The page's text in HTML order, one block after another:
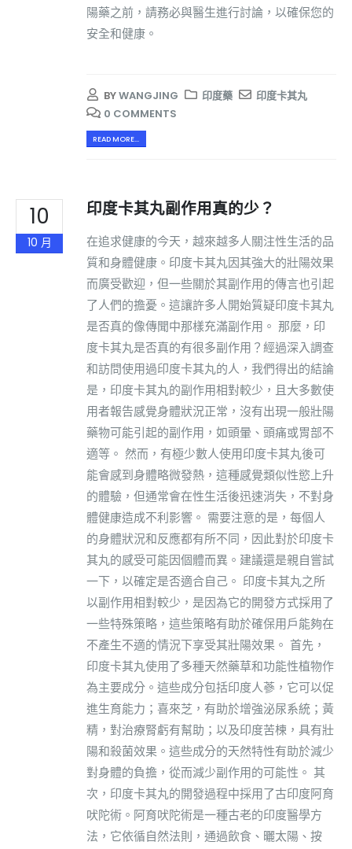
陽藥之前，請務必與醫生進行討論，以確保您的
安全和健康。
BYWANGJING 印度藥
印度卡其丸
0 COMMENTS
READ MORE...
10
10 月
印度卡其丸副作用真的少？
在追求健康的今天，越來越多人關注性生活的品
質和身體健康。印度卡其丸因其強大的壯陽效果
而廣受歡迎，但一些關於其副作用的傳言也引起
了人們的擔憂。這讓許多人開始質疑印度卡其丸
是否真的像傳聞中那樣充滿副作用。 那麼，印
度卡其丸是否真的有很多副作用？經過深入調查
和訪問使用過印度卡其丸的人，我們得出的結論
是，印度卡其丸的副作用相對較少，且大多數使
用者報告感覺身體狀況正常，沒有出現一般壯陽
藥物可能引起的副作用，如頭暈、頭痛或胃部不
適等。 然而，有極少數人使用印度卡其丸後可
能會感到身體略微發熱，這種感覺類似性慾上升
的體驗，但通常會在性生活後迅速消失，不對身
體健康造成不利影響。 需要注意的是，每個人
的身體狀況和反應都有所不同，因此對於印度卡
其丸的感受可能因個體而異。建議還是親自嘗試
一下，以確定是否適合自己。 印度卡其丸之所
以副作用相對較少，是因為它的開發方式採用了
一些特殊策略，這些策略有助於確保用戶能夠在
不產生不適的情況下享受其壯陽效果。 首先，
印度卡其丸使用了多種天然藥草和功能性植物作
為主要成分。這些成分包括印度人蔘，它可以促
進生育能力；喜來芝，有助於增強泌尿系統；黃
精，對治療腎虧有幫助；以及印度苦楝，具有壯
陽和殺菌效果。這些成分的天然特性有助於減少
對身體的負擔，從而減少副作用的可能性。 其
次，印度卡其丸的開發過程中採用了古印度阿育
吠陀術。阿育吠陀術是一種古老的印度醫學方
法，它依循自然法則，通過飲食、曬太陽、按